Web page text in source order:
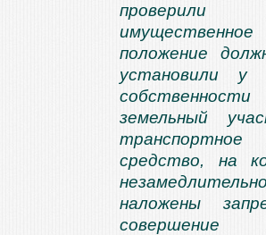
проверили
имущественное
положение
установили
собственности
земельный
транспортное
средство, на
наложены
совершение